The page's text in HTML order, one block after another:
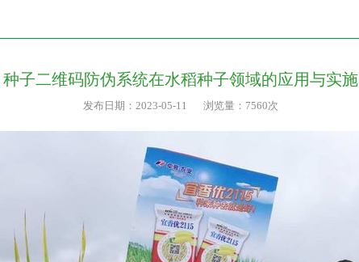
种子二维码防伪系统在水稻种子领域的应用与实施
发布日期：2023-05-11 浏览量：7560次